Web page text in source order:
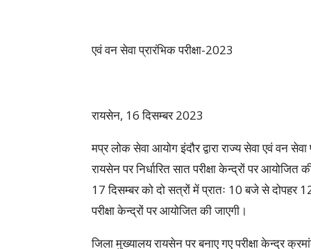
एवं वन सेवा प्रारंभिक परीक्षा-2023
रायसेन, 16 दिसम्बर 2023
मप्र लोक सेवा आयोग इंदौर द्वारा राज्य सेवा एवं वन
रायसेन पर निर्धारित सात परीक्षा केन्द्रों पर आयोजित
17 दिसम्बर को दो सत्रों में प्रातः 10 बजे से
परीक्षा केन्द्रों पर आयोजित की जाएगी।
जिला मुख्यालय रायसेन पर बनाए गए परीक्षा केन्द्र